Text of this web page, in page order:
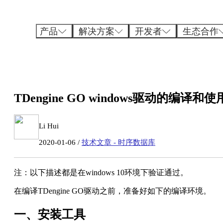
产品 解决方案 开发者 生态合作
TDengine GO windows驱动的编译和使
Li Hui
2020-01-06 / 技术文章 - 时序数据库
注：以下描述都是在windows 10环境下验证通过。
在编译TDengine GO驱动之前，准备好如下的编译环境。
一、安装工具